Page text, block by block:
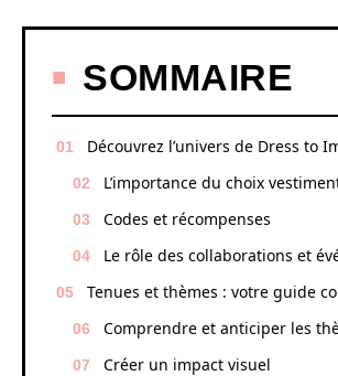
SOMMAIRE
Découvrez l’univers de Dress to
L’importance du choix
Codes et récompenses
Le rôle des collaborations et
Tenues et thèmes : votre guide
Comprendre et anticiper les
Créer un impact visuel